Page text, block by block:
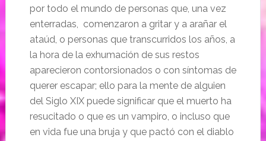
por todo el mundo de personas que, una vez
enterradas, comenzaron a gritar y a arañar el
ataúd, o personas que transcurridos los años, a
la hora de la exhumación de sus restos
aparecieron contorsionados o con síntomas de
querer escapar; ello para la mente de alguien
del Siglo XIX puede significar que el muerto ha
resucitado o que es un vampiro, o incluso que
en vida fue una bruja y que pactó con el diablo